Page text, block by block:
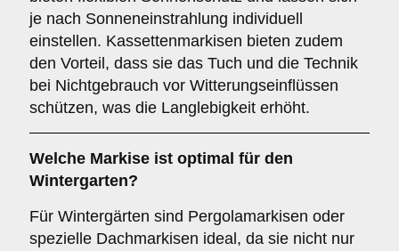
je nach Sonneneinstrahlung individuell
einstellen. Kassettenmarkisen bieten zudem
den Vorteil, dass sie das Tuch und die Technik
bei Nichtgebrauch vor Witterungseinflüssen
schützen, was die Langlebigkeit erhöht.
Welche Markise ist optimal für den
Wintergarten?
Für Wintergärten sind Pergolamarkisen oder
spezielle Dachmarkisen ideal, da sie nicht nur